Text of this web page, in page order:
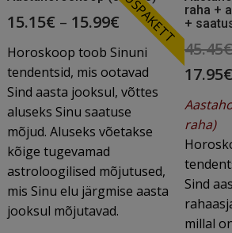
15.15€ – 15.99€
Horoskoop toob Sinuni
tendentsid, mis ootavad
Sind aasta jooksul, võttes
aluseks Sinu saatuse
mõjud. Aluseks võetakse
kõige tugevamad
astroloogilised mõjutused,
mis Sinu elu järgmise aasta
jooksul mõjutavad.
raha +
+
45.45€
17.95€
raha)
Sind
millal